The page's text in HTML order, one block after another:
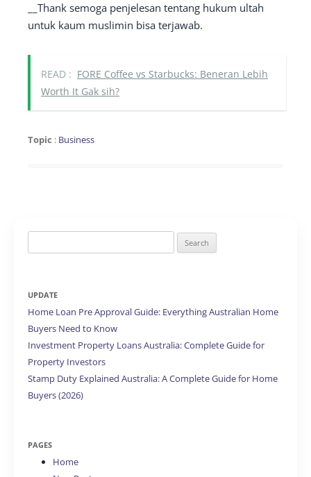
__Thank semoga penjelesan tentang hukum ultah
untuk kaum muslimin bisa terjawab.
READ : FORE Coffee vs Starbucks: Beneran Lebih
Worth It Gak sih?
Topic : Business
for:
UPDATE
Home Loan Pre Approval Guide: Everything Australian Home
Buyers Need to Know
Investment Property Loans Australia: Complete Guide for
Property Investors
Stamp Duty Explained Australia: A Complete Guide for Home
Buyers (2026)
PAGES
Home